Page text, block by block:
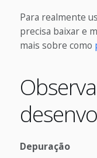
Para realmente
precisa baixar e
mais sobre como
Depuração